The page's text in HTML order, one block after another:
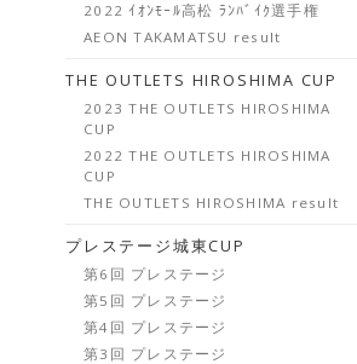
2022 ｲｵﾝﾓｰﾙ高松 ﾗﾝﾊﾞｲｸ選手権
AEON TAKAMATSU result
THE OUTLETS HIROSHIMA CUP
2023 THE OUTLETS HIROSHIMA
CUP
2022 THE OUTLETS HIROSHIMA
CUP
THE OUTLETS HIROSHIMA result
プレステージ城東CUP
第6回 プレステージ
第5回 プレステージ
第4回 プレステージ
第3回 プレステージ